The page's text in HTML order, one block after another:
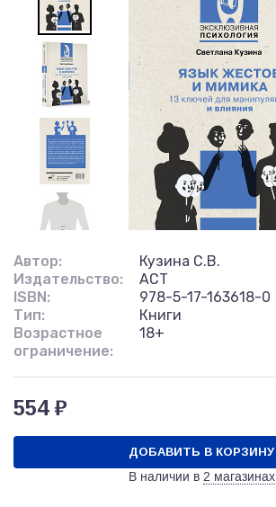
Автор:
Кузина С.В.
Издательство:
АСТ
ISBN:
978-5-17-163618-0
Тип:
Книги
Возрастное
ограничение:
18+
554 ₽
ДОБАВИТЬ В КОРЗИНУ
В наличии в 2 магазинах